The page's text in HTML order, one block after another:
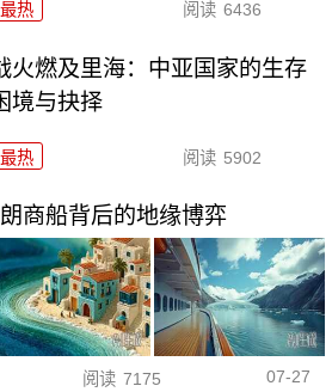
最热 阅读 6436
火燃及里海：中亚国家的生存
境与抉择
最热 阅读 5902
商船背后的地缘博弈
阅读 7175 07-27